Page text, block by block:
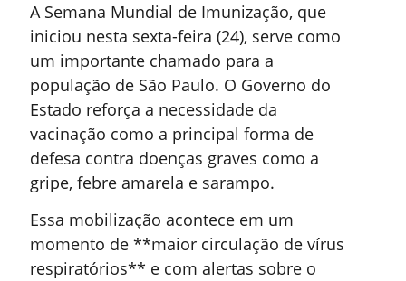
A Semana Mundial de Imunização, que
iniciou nesta sexta-feira (24), serve como
um importante chamado para a
população de São Paulo. O Governo do
Estado reforça a necessidade da
vacinação como a principal forma de
defesa contra doenças graves como a
gripe, febre amarela e sarampo.
Essa mobilização acontece em um
momento de **maior circulação de vírus
respiratórios** e com alertas sobre o